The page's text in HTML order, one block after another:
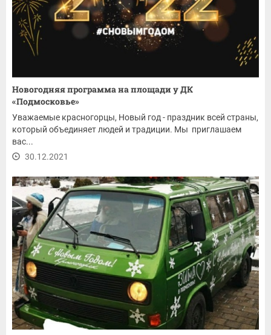
Новогодняя программа на площади у ДК
«Подмосковье»
Уважаемые красногорцы, Новый год - праздник всей страны,
который объединяет людей и традиции. Мы приглашаем
вас...
30.12.2021